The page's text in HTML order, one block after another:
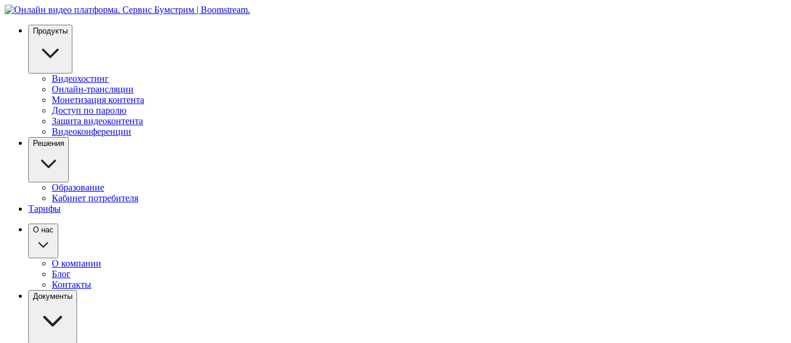
Продукты
Видеохостинг
Онлайн-трансляции
Монетизация контента
Доступ по паролю
Защита видеоконтента
Видеоконференции
Решения
Образование
Кабинет потребителя
Тарифы
О нас
О компании
Блог
Контакты
Документы